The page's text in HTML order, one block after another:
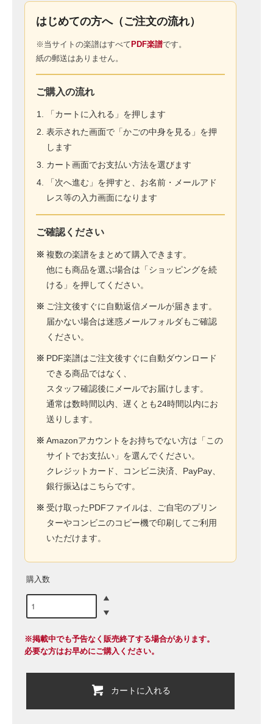
はじめての方へ（ご注文の流れ）
※当サイトの楽譜はすべて PDF楽譜です。
紙の郵送はありません。
ご購入の流れ
「カートに入れる」を押します
表示された画面で「かごの中身を見る」を押
します
カート画面でお支払い方法を選びます
「次へ進む」を押すと、お名前・メールアド
レス等の入力画面になります
ご確認ください
※ 複数の楽譜をまとめて購入できます。
他にも商品を選ぶ場合は「ショッピングを続
ける」を押してください。
※ ご注文後すぐに自動返信メールが届きます。
届かない場合は迷惑メールフォルダもご確認
ください。
※ PDF楽譜はご注文後すぐに自動ダウンロード
できる商品ではなく、
スタッフ確認後にメールでお届けします。
通常は数時間以内、遅くとも24時間以内にお
送りします。
※ Amazonアカウントをお持ちでない方は「この
サイトでお支払い」を選んでください。
クレジットカード、コンビニ決済、PayPay、
銀行振込はこちらです。
※ 受け取ったPDFファイルは、ご自宅のプリン
ターやコンビニのコピー機で印刷してご利用
いただけます。
購入数
※掲載中でも予告なく販売終了する場合があります。
必要な方はお早めにご購入ください。
カートに入れる